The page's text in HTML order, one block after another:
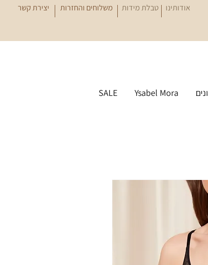
יצירת קשר משלוחים והחזרות טבלת מידות אודותינו
Ysabel Mora
SALE